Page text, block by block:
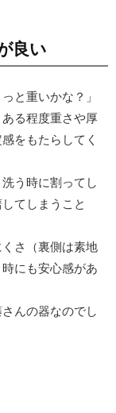
良い
と重いかな？」
る程度重さや厚
をもたらしてく
う時に割ってし
てしまうこと
さ（裏側は素地
にも安心感があ
んの器なのでし